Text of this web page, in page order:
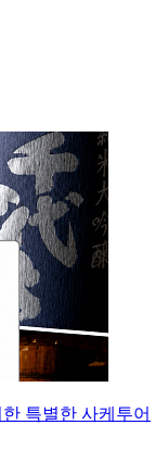
특별한 사케투어